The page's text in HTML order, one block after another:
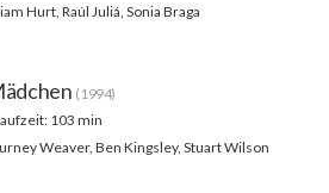
Hurt, Raúl Juliá, Sonia Braga
(1994)
103 min
Weaver, Ben Kingsley, Stuart Wilson